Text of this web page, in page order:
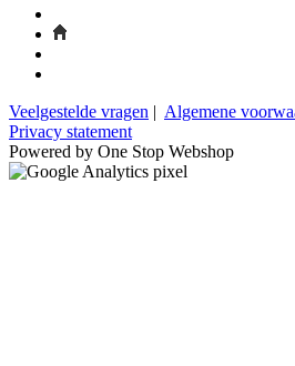
Veelgestelde vragen | Algemene
Privacy statement
Powered by One Stop Webshop